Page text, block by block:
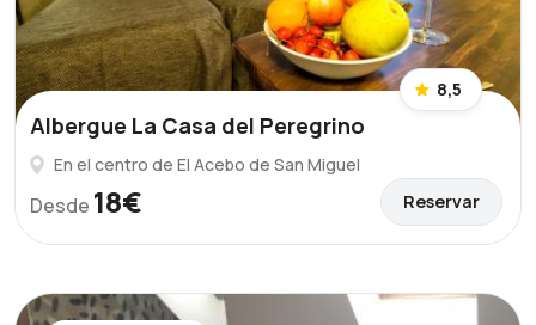
8,5
Albergue La Casa del Peregrino
En el centro de El Acebo de San Miguel
Desde 18€ Reservar